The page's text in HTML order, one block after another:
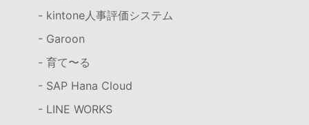
- kintone人事評価システム
- Garoon
- 育て〜る
- SAP Hana Cloud
- LINE WORKS